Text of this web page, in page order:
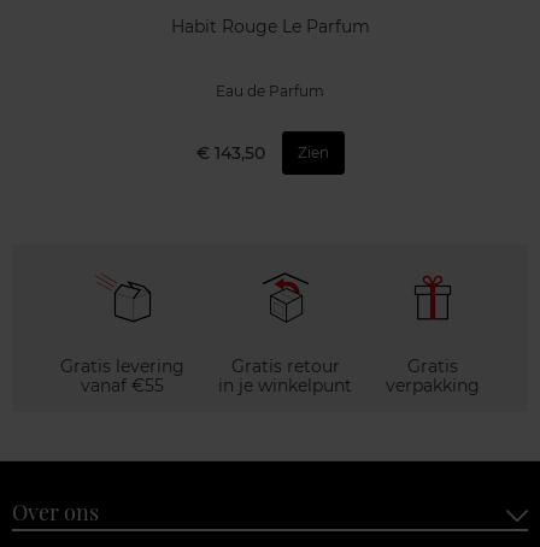
Habit Rouge Le Parfum
Eau de Parfum
€ 143,50 Zien
Gratis levering
vanaf €55
Gratis retour
in je winkelpunt
Gratis
verpakking
Over ons